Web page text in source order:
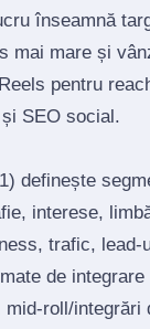
înseamnă
mai mare și
pentru
SEO social.
definește
interese,
trafic,
de
integrări